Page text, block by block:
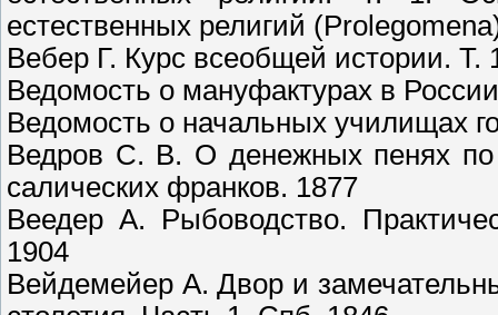
естественных религий
Вебер Г. Курс всеобщей истории. Т.
Ведомость о мануфактурах в
Ведомость о начальных училищах
Ведров С. В. О денежных пенях по
салических франков. 1877
Веедер А. Рыбоводство.
1904
Вейдемейер А. Двор и